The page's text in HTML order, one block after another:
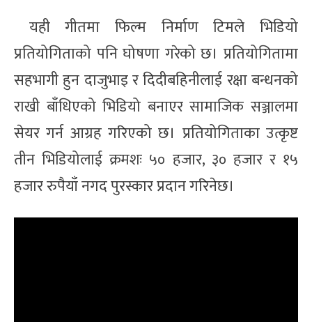
यही गीतमा फिल्म निर्माण टिमले भिडियो
प्रतियोगिताको पनि घोषणा गरेको छ। प्रतियोगितामा
सहभागी हुन दाजुभाइ र दिदीबहिनीलाई रक्षा बन्धनको
राखी बाँधिएको भिडियो बनाएर सामाजिक सञ्जालमा
सेयर गर्न आग्रह गरिएको छ। प्रतियोगिताका उत्कृष्ट
तीन भिडियोलाई क्रमशः ५० हजार, ३० हजार र १५
हजार रुपैयाँ नगद पुरस्कार प्रदान गरिनेछ।